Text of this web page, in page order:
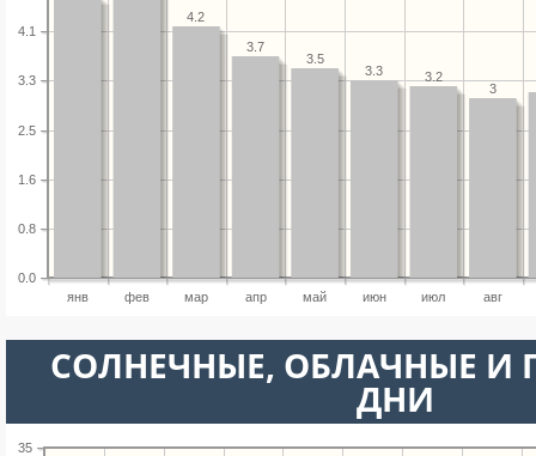
янв фев мар апр май июн июл авг
0.0
0.8
1.6
2.5
3.3
4.1
3
3.2
3.3
3.5
3.7
4.2
CОЛНЕЧНЫЕ, ОБЛАЧНЫЕ И
ДНИ
35